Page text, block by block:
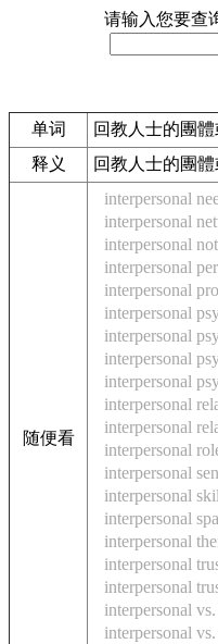
请输入您要查
单词
回教人士的團
释义
回教人士的團體
随便看
interpersonal
interpersonal
interpersonal
interpersonal
interpersonal
interpersonal
interpersonal
interpersonal
interpersonal
interpersonal
interpersonal
interpersonal
interpersonal
interpersonal
interpersonal
interpersonal
interpersonal
interpersonal
interpersonal
interpersonal